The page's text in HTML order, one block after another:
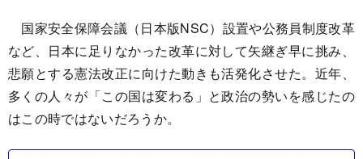
国家安全保障会議（日本版NSC）設置や公務員制度改革
など、日本に足りなかった改革に対して矢継ぎ早に挑み、
悲願とする憲法改正に向けた動きも活発化させた。近年、
多くの人々が「この国は変わる」と政治の勢いを感じたの
はこの時ではないだろうか。